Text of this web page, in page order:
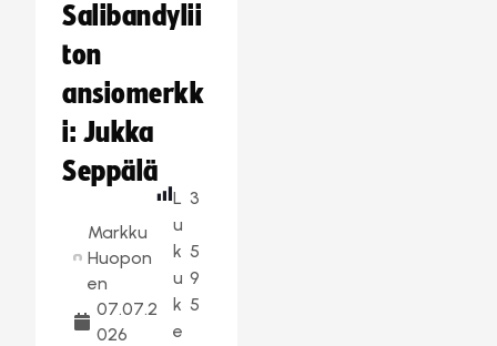
Salibandylii
ton
ansiomerkk
i: Jukka
Seppälä
Markku
Huopon
en
07.07.2
026
L
u
k
u
k
e
3
5
9
5